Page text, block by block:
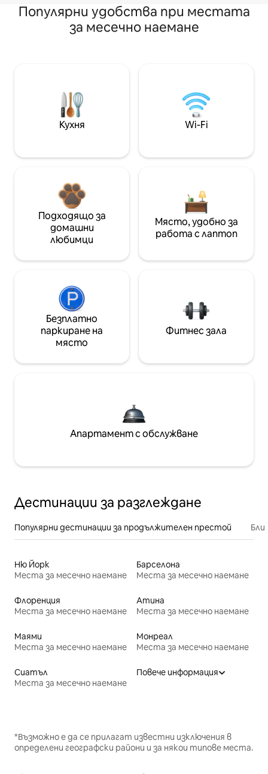
Популярни удобства при местата
за месечно наемане
Кухня Wi-Fi
Подходящо за
домашни
любимци
Място, удобно за
работа с лаптоп
Безплатно
паркиране на
място
Фитнес зала
Апартамент с обслужване
Дестинации за разглеждане
Популярни дестинации за продължителен престой
Ню Йорк
Места за месечно наемане
Барселона
Места за месечно наемане
Флоренция
Места за месечно наемане
Атина
Места за месечно наемане
Маями
Места за месечно наемане
Монреал
Места за месечно наемане
Сиатъл
Места за месечно наемане
Повече информация
*Възможно е да се прилагат известни изключения в
определени географски райони и за някои типове места.